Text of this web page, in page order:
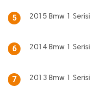
5 2015 Bmw 1
6 2014 Bmw 1
7 2013 Bmw 1